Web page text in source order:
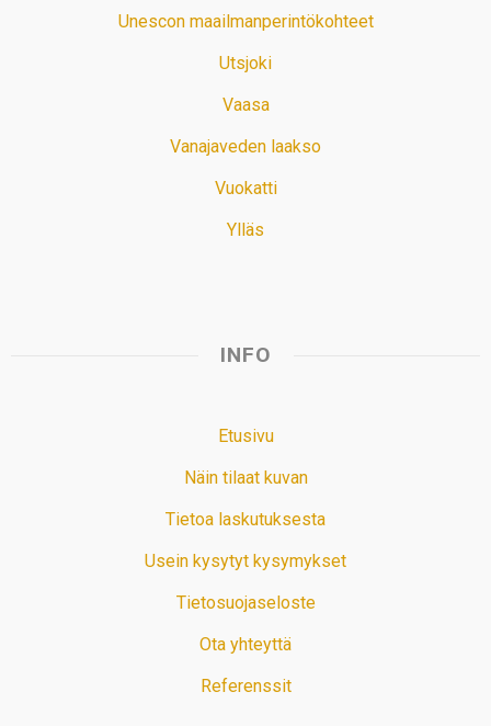
Unescon maailmanperintökohteet
Utsjoki
Vaasa
Vanajaveden laakso
Vuokatti
Ylläs
INFO
Etusivu
Näin tilaat kuvan
Tietoa laskutuksesta
Usein kysytyt kysymykset
Tietosuojaseloste
Ota yhteyttä
Referenssit